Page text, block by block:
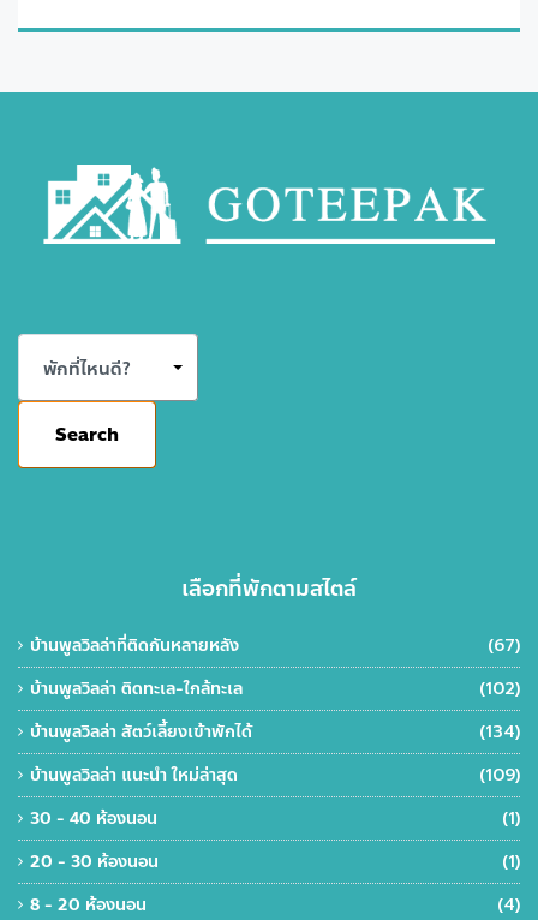
พักที่ไหนดี?
Search
เลือกที่พักตามสไตล์
บ้านพูลวิลล่าที่ติดกันหลายหลัง
(67)
บ้านพูลวิลล่า ติดทะเล-ใกล้ทะเล
(102)
บ้านพูลวิลล่า สัตว์เลี้ยงเข้าพักได้
(134)
บ้านพูลวิลล่า แนะนำ ใหม่ล่าสุด
(109)
30 - 40 ห้องนอน
(1)
20 - 30 ห้องนอน
(1)
8 - 20 ห้องนอน
(4)